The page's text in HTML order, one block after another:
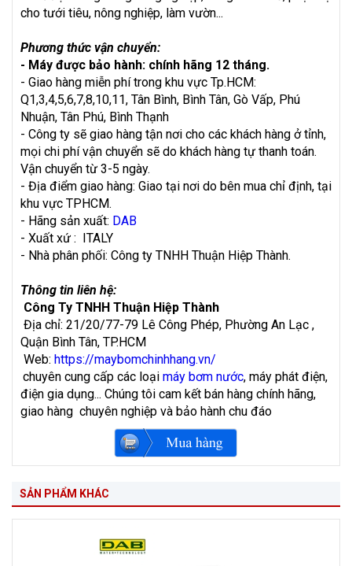
cho tưới tiêu, nông nghiệp, làm vườn...
Phương thức vận chuyển:
- Máy được bảo hành: chính hãng 12 tháng.
- Giao hàng miễn phí trong khu vực Tp.HCM:
Q1,3,4,5,6,7,8,10,11, Tân Bình, Bình Tân, Gò Vấp, Phú
Nhuận, Tân Phú, Bình Thạnh
- Công ty sẽ giao hàng tận nơi cho các khách hàng ở tỉnh,
mọi chi phí vận chuyển sẽ do khách hàng tự thanh toán.
Vận chuyển từ 3-5 ngày.
- Địa điểm giao hàng: Giao tại nơi do bên mua chỉ định, tại
khu vực TPHCM.
- Hãng sản xuất: DAB
- Xuất xứ : ITALY
- Nhà phân phối: Công ty TNHH Thuận Hiệp Thành.
Thông tin liên hệ:
Công Ty TNHH Thuận Hiệp Thành
Địa chỉ: 21/20/77-79 Lê Công Phép, Phường An Lạc ,
Quận Bình Tân, TP.HCM
Web: https://maybomchinhhang.vn/
chuyên cung cấp các loại máy bơm nước, máy phát điện,
điện gia dụng... Chúng tôi cam kết bán hàng chính hãng,
giao hàng chuyên nghiệp và bảo hành chu đáo
SẢN PHẨM KHÁC